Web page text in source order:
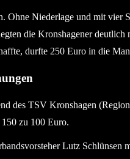
Ohne Niederlage und mit
die Kronshagener
durfte 250 Euro in die
des TSV Kronshagen
zu 100 Euro.